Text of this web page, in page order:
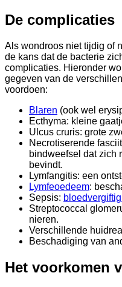
De complicaties
Als wondroos niet tijdig of
de kans dat de bacterie
complicaties. Hieronder
gegeven van de
voordoen:
Blaren (ook wel
Ecthyma: kleine
Ulcus cruris: grote
Necrotiserende
bindweefsel dat zich
bevindt.
Lymfangitis: een
Lymfeoedeem:
Sepsis:
Streptococcal
nieren.
Verschillende
Beschadiging van
Het voorkomen